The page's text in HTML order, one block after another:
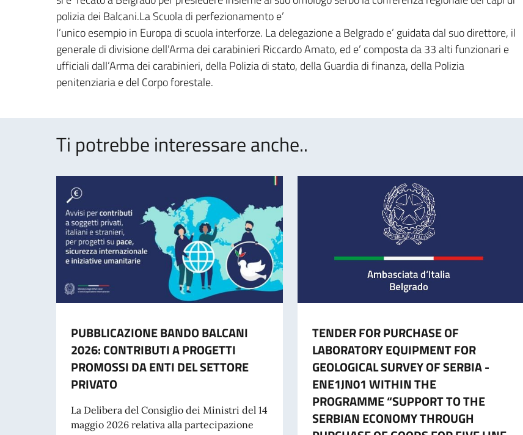
polizia dei Balcani.La Scuola di perfezionamento e’
l’unico esempio in Europa di scuola interforze. La delegazione a Belgrado e’ guidata dal suo direttore, il
generale di divisione dell’Arma dei carabinieri Riccardo Amato, ed e’ composta da 33 alti funzionari e
ufficiali dall’Arma dei carabinieri, della Polizia di stato, della Guardia di finanza, della Polizia
penitenziaria e del Corpo forestale.
Ti potrebbe interessare anche..
PUBBLICAZIONE BANDO BALCANI
2026: CONTRIBUTI A PROGETTI
PROMOSSI DA ENTI DEL SETTORE
PRIVATO
La Delibera del Consiglio dei Ministri del 14
maggio 2026 relativa alla partecipazione
TENDER FOR PURCHASE OF
LABORATORY EQUIPMENT FOR
GEOLOGICAL SURVEY OF SERBIA -
ENE1JN01 WITHIN THE
PROGRAMME “SUPPORT TO THE
SERBIAN ECONOMY THROUGH